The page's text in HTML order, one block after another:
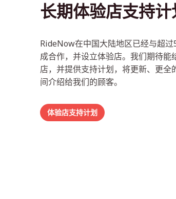
长期体验店支持计
RideNow在中国大陆地区已经与超过
成合作，并设立体验店。我们期待能
店，并提供支持计划，将更新、更全
间介绍给我们的顾客。
体验店支持计划